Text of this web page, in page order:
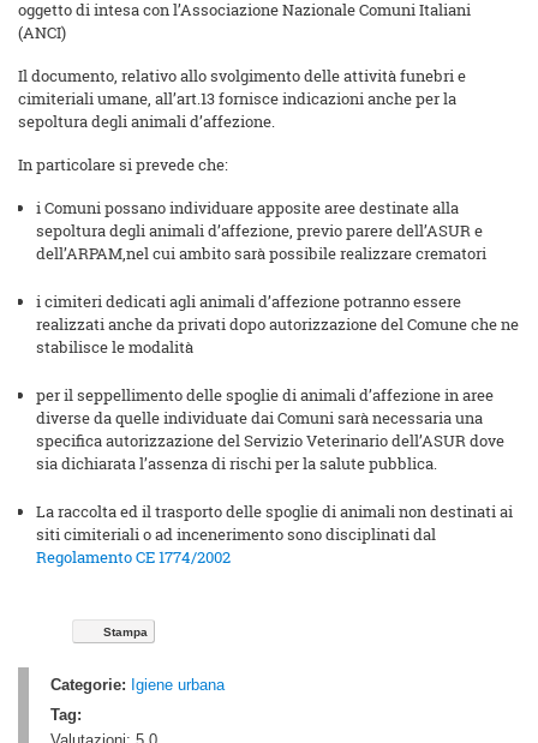
oggetto di intesa con l’Associazione Nazionale Comuni Italiani
(ANCI)
Il documento, relativo allo svolgimento delle attività funebri e
cimiteriali umane, all’art.13 fornisce indicazioni anche per la
sepoltura degli animali d’affezione.
In particolare si prevede che:
i Comuni possano individuare apposite aree destinate alla
sepoltura degli animali d’affezione, previo parere dell’ASUR e
dell’ARPAM,nel cui ambito sarà possibile realizzare crematori
i cimiteri dedicati agli animali d’affezione potranno essere
realizzati anche da privati dopo autorizzazione del Comune che ne
stabilisce le modalità
per il seppellimento delle spoglie di animali d’affezione in aree
diverse da quelle individuate dai Comuni sarà necessaria una
specifica autorizzazione del Servizio Veterinario dell’ASUR dove
sia dichiarata l’assenza di rischi per la salute pubblica.
La raccolta ed il trasporto delle spoglie di animali non destinati ai
siti cimiteriali o ad incenerimento sono disciplinati dal
Regolamento CE 1774/2002
Stampa
Categorie: Igiene urbana
Tag: